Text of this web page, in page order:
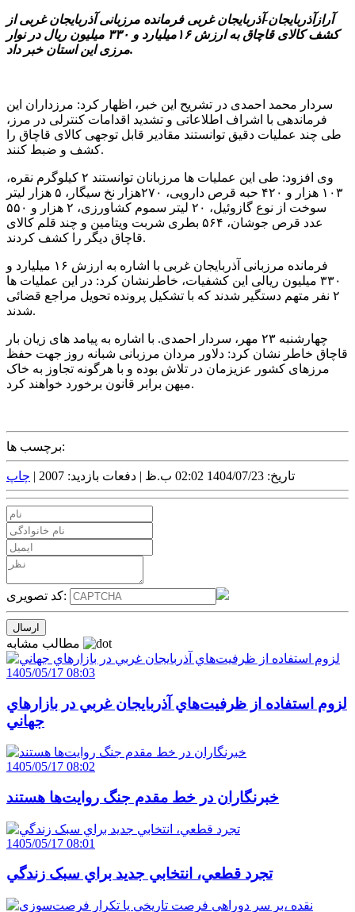
آرازآذربایجان-آذربایجان غربی فرمانده مرزبانی آذربایجان غربی از
کشف کالای قاچاق به ارزش ۱۶میلیارد و ۳۳۰ میلیون ریال در نوار
مرزی این استان خبر داد.
سردار محمد احمدی در تشریح این خبر، اظهار کرد: مرزداران این
فرماندهی با اشراف اطلاعاتی و تشدید اقدامات کنترلی در مرز،
طی چند عملیات دقیق توانستند مقادیر قابل توجهی کالای قاچاق را
کشف و ضبط کنند.
وی افزود: طی این عملیات ها مرزبانان توانستند ۲ کیلوگرم نقره،
۱۰۳ هزار و ۴۲۰ حبه قرص دارویی، ۲۷۰هزار نخ سیگار، ۵ هزار لیتر
سوخت از نوع گازوئیل، ۲۰ لیتر سموم کشاورزی، ۲ هزار و ۵۵۰
عدد قرص جوشان، ۵۶۴ بطری شربت ویتامین و چند قلم کالای
قاچاق دیگر را کشف کردند.
فرمانده مرزبانی آذربایجان غربی با اشاره به ارزش ۱۶ میلیارد و
۳۳۰ میلیون ریالی این کشفیات، خاطرنشان کرد: در این عملیات ها
۲ نفر متهم دستگیر شدند که با تشکیل پرونده تحویل مراجع قضائی
شدند.
چهارشنبه ۲۳ مهر، سردار احمدی. با اشاره به پیامد های زیان بار
قاچاق خاطر نشان کرد: دلاور مردان مرزبانی شبانه روز جهت حفظ
مرزهای کشور عزیزمان در تلاش بوده و با هرگونه تجاوز به خاک
میهن برابر قانون برخورد خواهند کرد.
برچسب ها:
تاریخ: 1404/07/23 02:02 ب.ظ | دفعات بازدید: 2007 | چاپ
کد تصویری:
1405/05/17 08:03
لزوم استفاده از ظرفيت‌هاي آذربايجان غربي در بازارهاي
جهاني
1405/05/17 08:02
خبرنگاران در خط مقدم جنگ روايت‌ها هستند
1405/05/17 08:01
تجرد قطعي، انتخابي جديد براي سبک زندگي